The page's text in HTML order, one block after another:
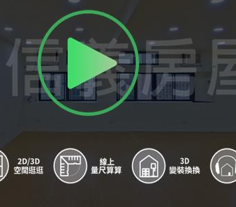
C 台北101/世貿站 - 出口1
D 台北101/世貿站 - 出口2